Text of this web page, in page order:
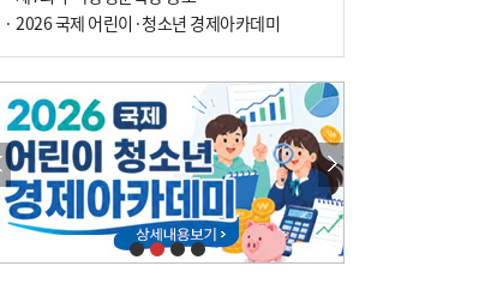
대학과 지역 ‘연결’이 지역혁신이다
엘리트 자평해온 市 공무원…생중계 회의서 능력 입증을
김준희의 클래식 인사이트[전체보기]
여름날의 애상, 왈츠
빛나는 꿈의 계절, 4월의 노래
김지윤의 우리음악 이야기[전체보기]
세종시대 음악이 전해진 이유
영산회상, 불교음악에서 풍류음악으로
· 2026 국제 어린이·청소년 경제아카데미